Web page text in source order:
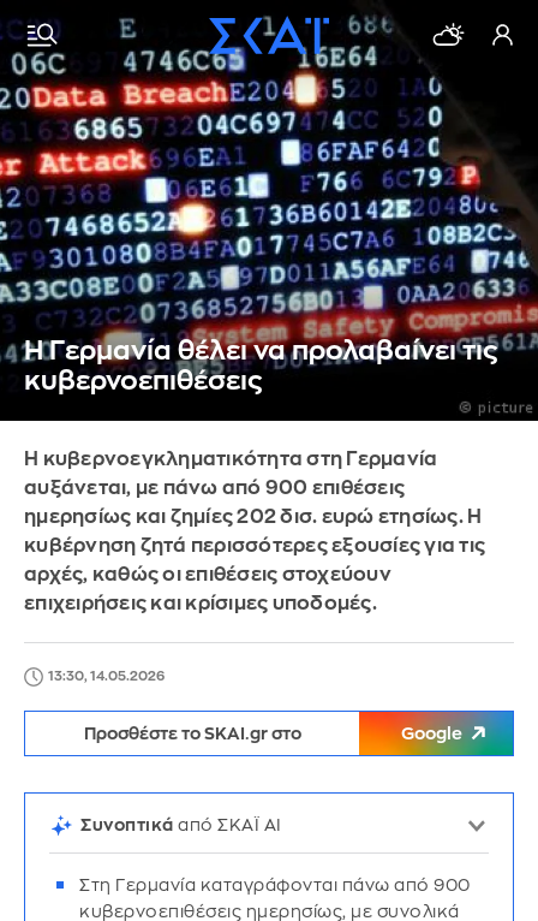
Η Γερμανία θέλει να προλαβαίνει τις
κυβερνοεπιθέσεις
Η κυβερνοεγκληματικότητα στη Γερμανία
αυξάνεται, με πάνω από 900 επιθέσεις
ημερησίως και ζημίες 202 δισ. ευρώ ετησίως. Η
κυβέρνηση ζητά περισσότερες εξουσίες για τις
αρχές, καθώς οι επιθέσεις στοχεύουν
επιχειρήσεις και κρίσιμες υποδομές.
13:30, 14.05.2026
Προσθέστε το SKAI.gr στο Google
Συνοπτικά από ΣΚΑΪ AI
Στη Γερμανία καταγράφονται πάνω από 900
κυβερνοεπιθέσεις ημερησίως, με συνολικά